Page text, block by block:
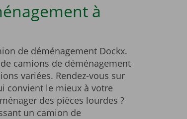
à
de déménagement Dockx.
camions de déménagement
variées. Rendez-vous sur
convient le mieux à votre
des pièces lourdes ?
un camion de